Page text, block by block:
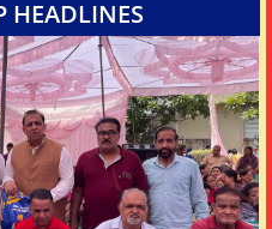
HEADLINES